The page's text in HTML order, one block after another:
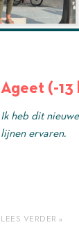
Ageet (-13
Ik heb dit
lijnen ervaren.
LEES VERDER »